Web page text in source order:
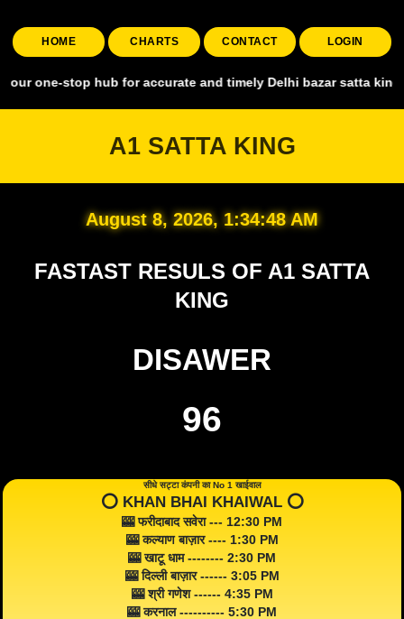
HOME CHARTS CONTACT LOGIN
hub for accurate and timely Delhi bazar satta king,
A1 SATTA KING
August 8, 2026, 1:34:49 AM
FASTAST RESULS OF A1 SATTA
KING
DISAWER
96
सीधे सट्टा कंपनी का No 1 खाईवाल
⭕️ KHAN BHAI KHAIWAL ⭕️
🎰 फरीदाबाद सवेरा --- 12:30 PM
🎰 कल्याण बाज़ार ---- 1:30 PM
🎰 खाटू धाम -------- 2:30 PM
🎰 दिल्ली बाज़ार ------ 3:05 PM
🎰 श्री गणेश ------ 4:35 PM
🎰 करनाल ---------- 5:30 PM